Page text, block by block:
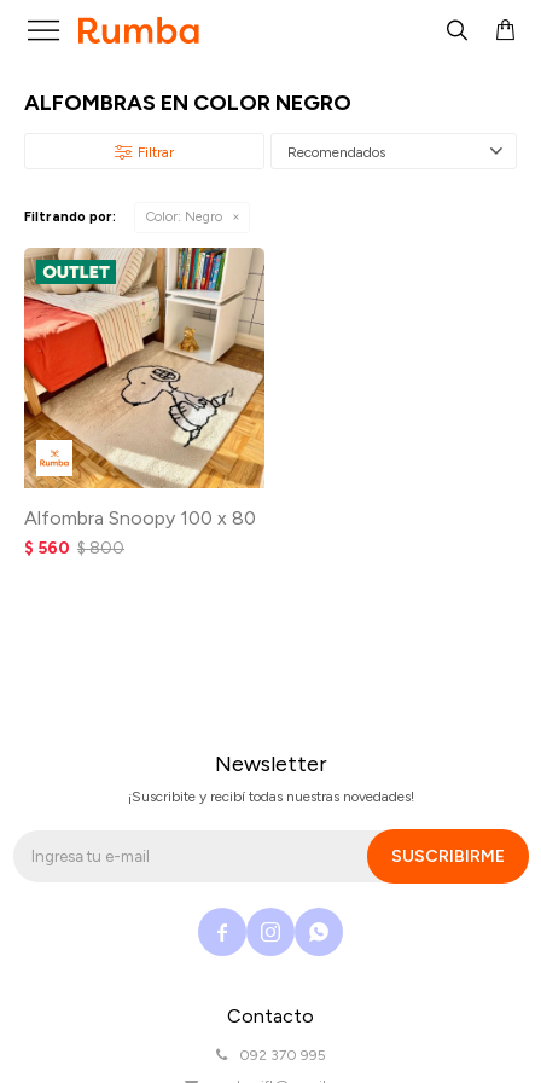

ALFOMBRAS EN COLOR NEGRO
Recomendados
Filtrando por: Color: Negro
Alfombra Snoopy 100 x 80
$ 560 $800
Contacto
092 370 995
Newsletter
¡Suscribite y recibí todas nuestras novedades!
SUSCRIBIRME
  